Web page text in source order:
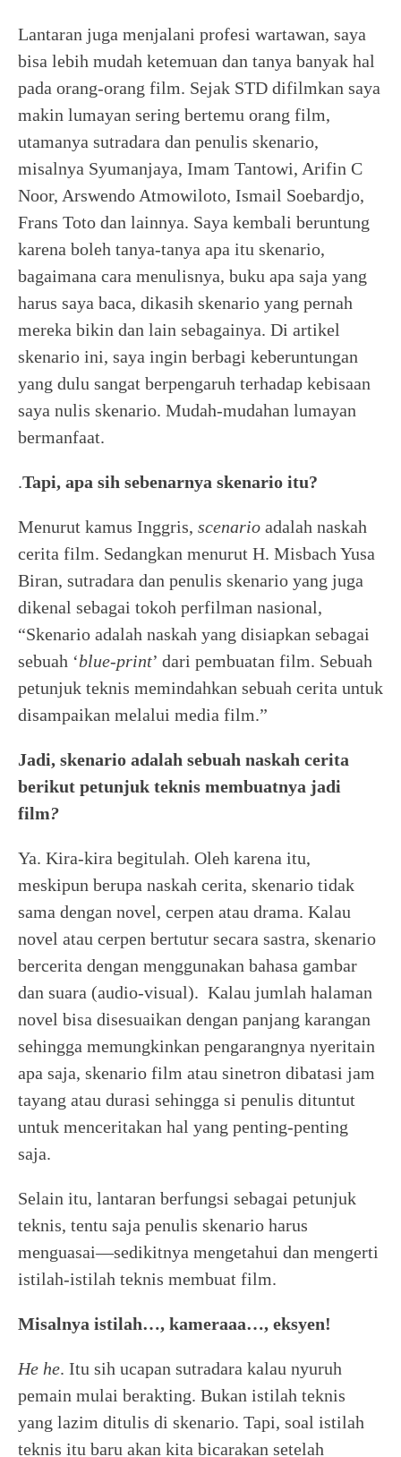
Lantaran juga menjalani profesi wartawan, saya
bisa lebih mudah ketemuan dan tanya banyak hal
pada orang-orang film. Sejak STD difilmkan saya
makin lumayan sering bertemu orang film,
utamanya sutradara dan penulis skenario,
misalnya Syumanjaya, Imam Tantowi, Arifin C
Noor, Arswendo Atmowiloto, Ismail Soebardjo,
Frans Toto dan lainnya. Saya kembali beruntung
karena boleh tanya-tanya apa itu skenario,
bagaimana cara menulisnya, buku apa saja yang
harus saya baca, dikasih skenario yang pernah
mereka bikin dan lain sebagainya. Di artikel
skenario ini, saya ingin berbagi keberuntungan
yang dulu sangat berpengaruh terhadap kebisaan
saya nulis skenario. Mudah-mudahan lumayan
bermanfaat.
.Tapi, apa sih sebenarnya skenario itu?
Menurut kamus Inggris, scenario adalah naskah
cerita film. Sedangkan menurut H. Misbach Yusa
Biran, sutradara dan penulis skenario yang juga
dikenal sebagai tokoh perfilman nasional,
“Skenario adalah naskah yang disiapkan sebagai
sebuah ‘blue-print’ dari pembuatan film. Sebuah
petunjuk teknis memindahkan sebuah cerita untuk
disampaikan melalui media film.”
Jadi, skenario adalah sebuah naskah cerita
berikut petunjuk teknis membuatnya jadi
film?
Ya. Kira-kira begitulah. Oleh karena itu,
meskipun berupa naskah cerita, skenario tidak
sama dengan novel, cerpen atau drama. Kalau
novel atau cerpen bertutur secara sastra, skenario
bercerita dengan menggunakan bahasa gambar
dan suara (audio-visual). Kalau jumlah halaman
novel bisa disesuaikan dengan panjang karangan
sehingga memungkinkan pengarangnya nyeritain
apa saja, skenario film atau sinetron dibatasi jam
tayang atau durasi sehingga si penulis dituntut
untuk menceritakan hal yang penting-penting
saja.
Selain itu, lantaran berfungsi sebagai petunjuk
teknis, tentu saja penulis skenario harus
menguasai—sedikitnya mengetahui dan mengerti
istilah-istilah teknis membuat film.
Misalnya istilah…, kameraaa…, eksyen!
He he. Itu sih ucapan sutradara kalau nyuruh
pemain mulai berakting. Bukan istilah teknis
yang lazim ditulis di skenario. Tapi, soal istilah
teknis itu baru akan kita bicarakan setelah